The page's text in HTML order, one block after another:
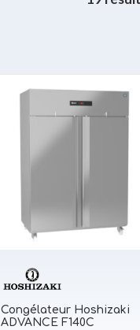
Congélateur Hoshizaki
ADVANCE F140C